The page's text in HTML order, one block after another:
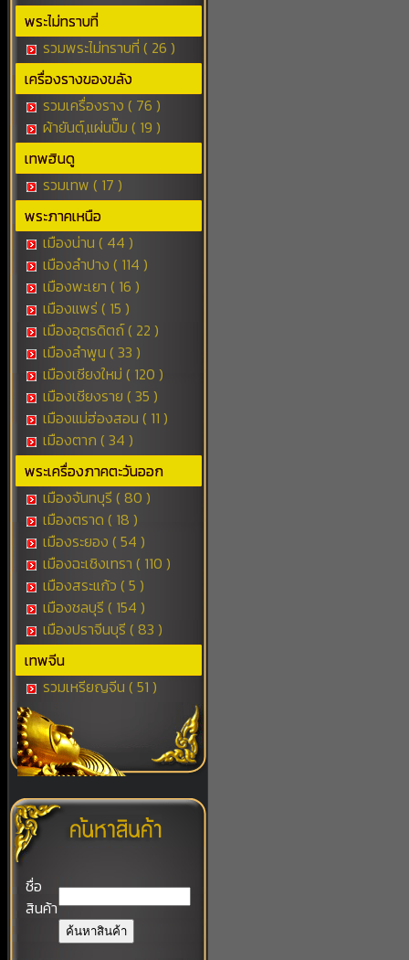
พระไม่ทราบที่
รวมพระไม่ทราบที่ ( 26 )
เครื่องรางของขลัง
รวมเครื่องราง ( 76 )
ผ้ายันต์,แผ่นปั๊ม ( 19 )
เทพฮินดู
รวมเทพ ( 17 )
พระภาคเหนือ
เมืองน่าน ( 44 )
เมืองลำปาง ( 114 )
เมืองพะเยา ( 16 )
เมืองแพร่ ( 15 )
เมืองอุตรดิตถ์ ( 22 )
เมืองลำพูน ( 33 )
เมืองเชียงใหม่ ( 120 )
เมืองเชียงราย ( 35 )
เมืองแม่ฮ่องสอน ( 11 )
เมืองตาก ( 34 )
พระเครื่องภาคตะวันออก
เมืองจันทบุรี ( 80 )
เมืองตราด ( 18 )
เมืองระยอง ( 54 )
เมืองฉะเชิงเทรา ( 110 )
เมืองสระแก้ว ( 5 )
เมืองชลบุรี ( 154 )
เมืองปราจีนบุรี ( 83 )
เทพจีน
รวมเหรียญจีน ( 51 )
ชื่อ
สินค้า